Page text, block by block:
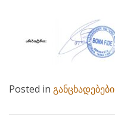
Posted in განცხადებები